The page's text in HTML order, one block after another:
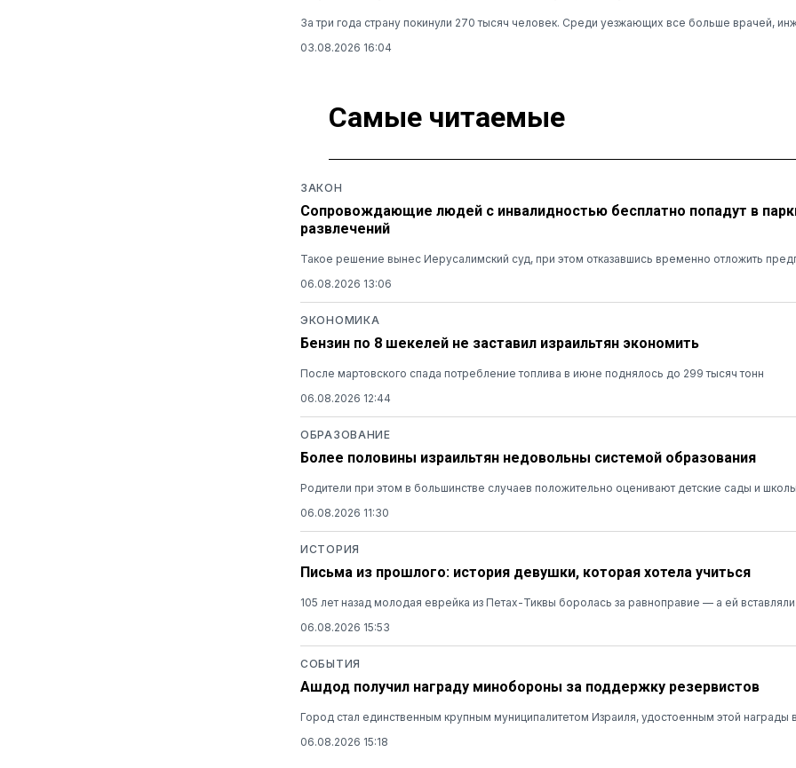
За три года страну покинули 270 тысяч человек. Среди уезжающих все больше врачей,
03.08.2026 16:04
Самые читаемые
ЗАКОН
Сопровождающие людей с инвалидностью бесплатно попадут в
развлечений
Такое решение вынес Иерусалимский суд, при этом отказавшись временно отложить
06.08.2026 13:06
ЭКОНОМИКА
Бензин по 8 шекелей не заставил израильтян экономить
После мартовского спада потребление топлива в июне поднялось до 299 тысяч тонн
06.08.2026 12:44
ОБРАЗОВАНИЕ
Более половины израильтян недовольны системой образования
Родители при этом в большинстве случаев положительно оценивают детские сады и
06.08.2026 11:30
ИСТОРИЯ
Письма из прошлого: история девушки, которая хотела учиться
105 лет назад молодая еврейка из Петах-Тиквы боролась за равноправие — а ей
06.08.2026 15:53
СОБЫТИЯ
Ашдод получил награду минобороны за поддержку резервистов
Город стал единственным крупным муниципалитетом Израиля, удостоенным этой награды
06.08.2026 15:18